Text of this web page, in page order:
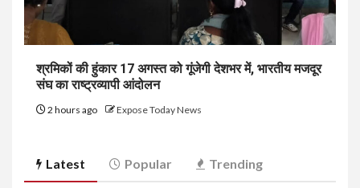
श्रमिकों की हुंकार 17 अगस्त को गूंजेगी देशभर में, भारतीय मजदूर
संघ का राष्ट्रव्यापी आंदोलन
2 hours ago Expose Today News
Latest Popular Trending